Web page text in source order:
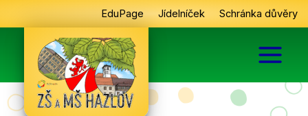
na
EduPage Jídelníček Schránka důvěry